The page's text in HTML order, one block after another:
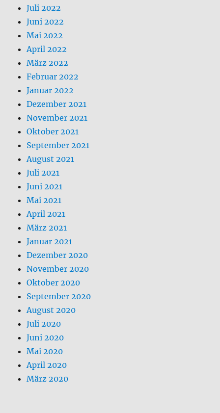
Juli 2022
Juni 2022
Mai 2022
April 2022
März 2022
Februar 2022
Januar 2022
Dezember 2021
November 2021
Oktober 2021
September 2021
August 2021
Juli 2021
Juni 2021
Mai 2021
April 2021
März 2021
Januar 2021
Dezember 2020
November 2020
Oktober 2020
September 2020
August 2020
Juli 2020
Juni 2020
Mai 2020
April 2020
März 2020